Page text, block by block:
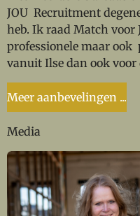
JOU Recruitment
heb. Ik raad Match voor
professionele maar
vanuit Ilse dan ook voor
Meer aanbevelingen ...
Media